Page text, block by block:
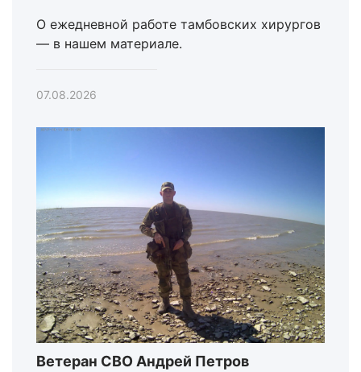
О ежедневной работе тамбовских хирургов
— в нашем материале.
07.08.2026
Ветеран СВО Андрей Петров